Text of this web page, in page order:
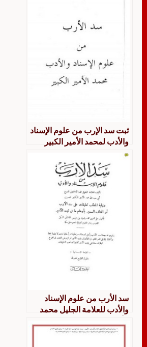
ثبت سد الإرب من علوم الإسناد
والأدب لمحمد الأمير الكبير
وعليه نهاية المطلب تعليقات
على سد الأرب للفاداني
سد الأرب من علوم الإسناد
والأدب للعلامة الجليل محمد